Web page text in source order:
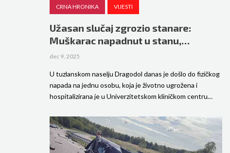
CRNA HRONIKA VIJESTI
Užasan slučaj zgrozio stanare:
Muškarac napadnut u stanu,…
dec 9, 2025
U tuzlanskom naselju Dragodol danas je došlo do fizičkog
napada na jednu osobu, koja je životno ugrožena i
hospitalizirana je u Univerzitetskom kliničkom centru…